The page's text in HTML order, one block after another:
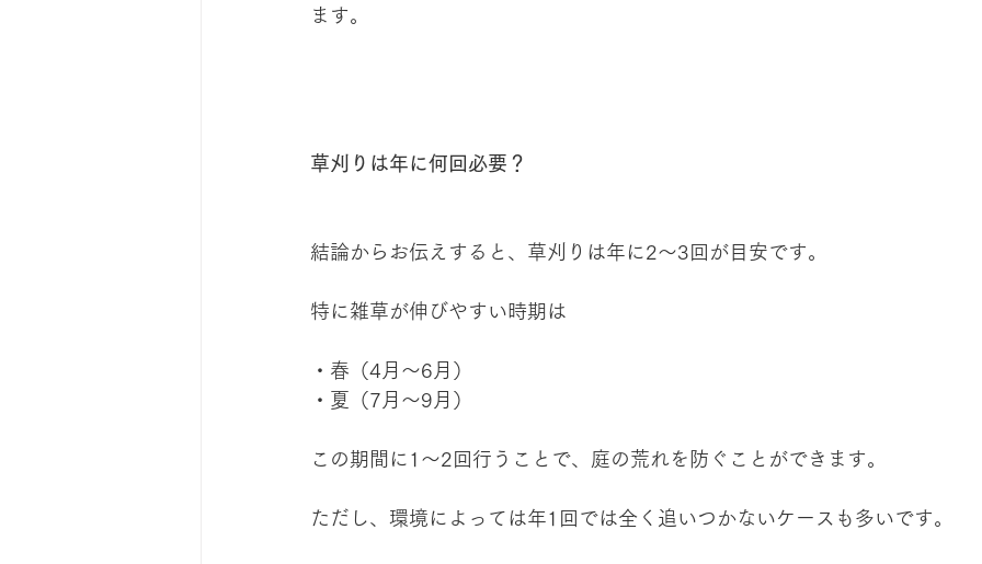
ます。
草刈りは年に何回必要？
結論からお伝えすると、草刈りは年に2〜3回が目安です。
特に雑草が伸びやすい時期は
・春（4月〜6月）
・夏（7月〜9月）
この期間に1〜2回行うことで、庭の荒れを防ぐことができます。
ただし、環境によっては年1回では全く追いつかないケースも多いです。